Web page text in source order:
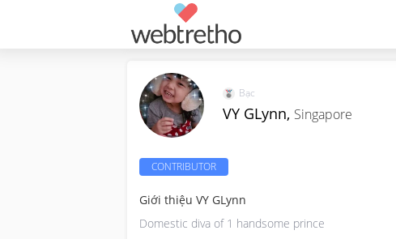
Bạc
VY GLynn, Singapore
CONTRIBUTOR
Giới thiệu VY GLynn
Domestic diva of 1 handsome prince